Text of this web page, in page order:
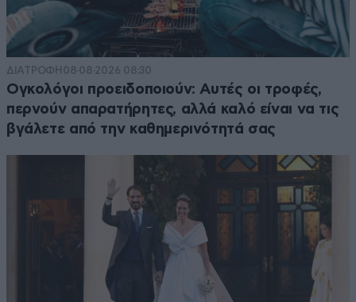
ΔΙΑΤΡΟΦΗ 08·08·2026 08:30
Ογκολόγοι προειδοποιούν: Αυτές οι τροφές,
περνούν απαρατήρητες, αλλά καλό είναι να τις
βγάλετε από την καθημερινότητά σας